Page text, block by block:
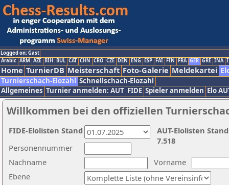
Logged on: Gast
Arabic ARM AZE BIH BUL CAT CHN CRO CZE DEN ENG ESP FAI FIN FRA GER GRE INA
Home TurnierDB Meisterschaft Foto-Galerie Meldekartei
Turnierschach-Elozahl Schnellschach-Elozahl
Allgemeines Turnier anmelden: AUT FIDE Spieler anmelden Elo
Willkommen bei den offiziellen
Nachname
Vorname
Ebene
Personennummer
AUT-Elolisten
7.518
FIDE-Elolisten Stand